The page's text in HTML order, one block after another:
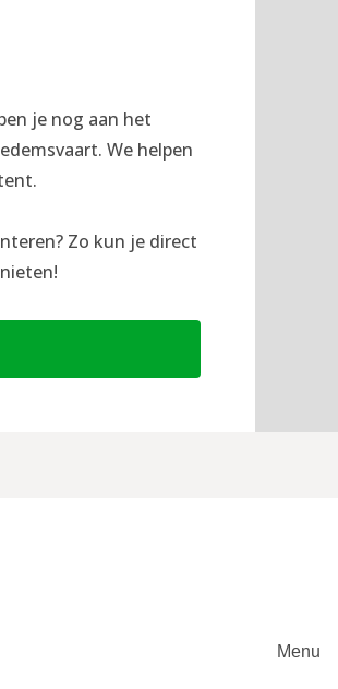
je nog aan het
We helpen
Zo kun je direct
Menu